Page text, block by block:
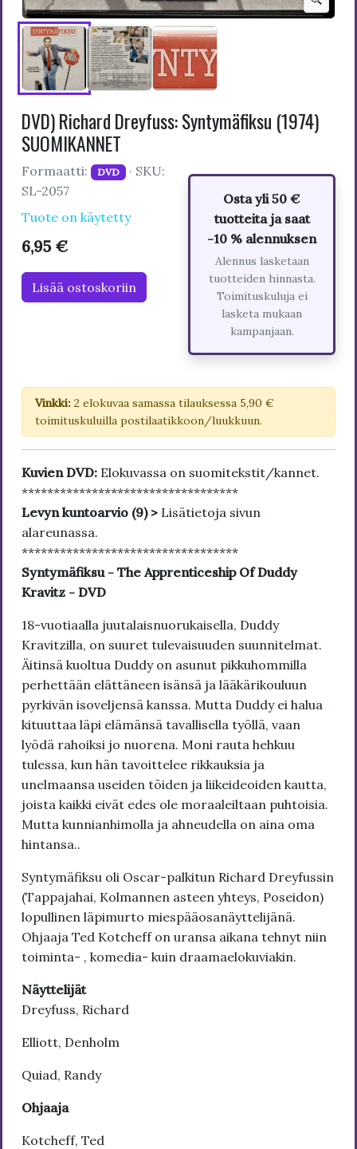
DVD) Richard Dreyfuss: Syntymäfiksu (1974)
SUOMIKANNET
Formaatti: DVD · SKU:
SL-2057
Tuote on käytetty
6,95 €
Lisää ostoskoriin
Osta yli 50 €
tuotteita ja saat
-10 % alennuksen
Alennus lasketaan
tuotteiden hinnasta.
Toimituskuluja ei
lasketa mukaan
kampanjaan.
Vinkki: 2 elokuvaa samassa tilauksessa 5,90 €
toimituskuluilla postilaatikkoon/luukkuun.
Kuvien DVD: Elokuvassa on suomitekstit/kannet.
**********************************
Levyn kuntoarvio (9) > Lisätietoja sivun
alareunassa.
**********************************
Syntymäfiksu - The Apprenticeship Of Duddy
Kravitz - DVD
18-vuotiaalla juutalaisnuorukaisella, Duddy
Kravitzilla, on suuret tulevaisuuden suunnitelmat.
Äitinsä kuoltua Duddy on asunut pikkuhommilla
perhettään elättäneen isänsä ja lääkärikouluun
pyrkivän isoveljensä kanssa. Mutta Duddy ei halua
kituuttaa läpi elämänsä tavallisella työllä, vaan
lyödä rahoiksi jo nuorena. Moni rauta hehkuu
tulessa, kun hän tavoittelee rikkauksia ja
unelmaansa useiden töiden ja liikeideoiden kautta,
joista kaikki eivät edes ole moraaleiltaan puhtoisia.
Mutta kunnianhimolla ja ahneudella on aina oma
hintansa..
Syntymäfiksu oli Oscar-palkitun Richard Dreyfussin
(Tappajahai, Kolmannen asteen yhteys, Poseidon)
lopullinen läpimurto miespääosanäyttelijänä.
Ohjaaja Ted Kotcheff on uransa aikana tehnyt niin
toiminta- , komedia- kuin draamaelokuviakin.
Näyttelijät
Dreyfuss, Richard
Elliott, Denholm
Quiad, Randy
Ohjaaja
Kotcheff, Ted